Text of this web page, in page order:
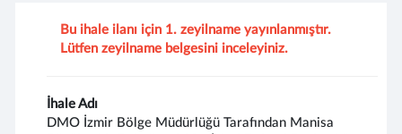
Bu ihale ilanı için 1. zeyilname yayınlanmıştır.
Lütfen zeyilname belgesini inceleyiniz.
İhale Adı
DMO İzmir Bölge Müdürlüğü Tarafından Manisa